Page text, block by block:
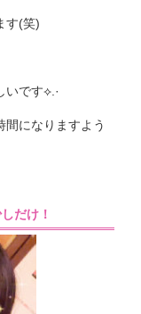
す(笑)
いです⟡.·
間になりますよう
だけ！